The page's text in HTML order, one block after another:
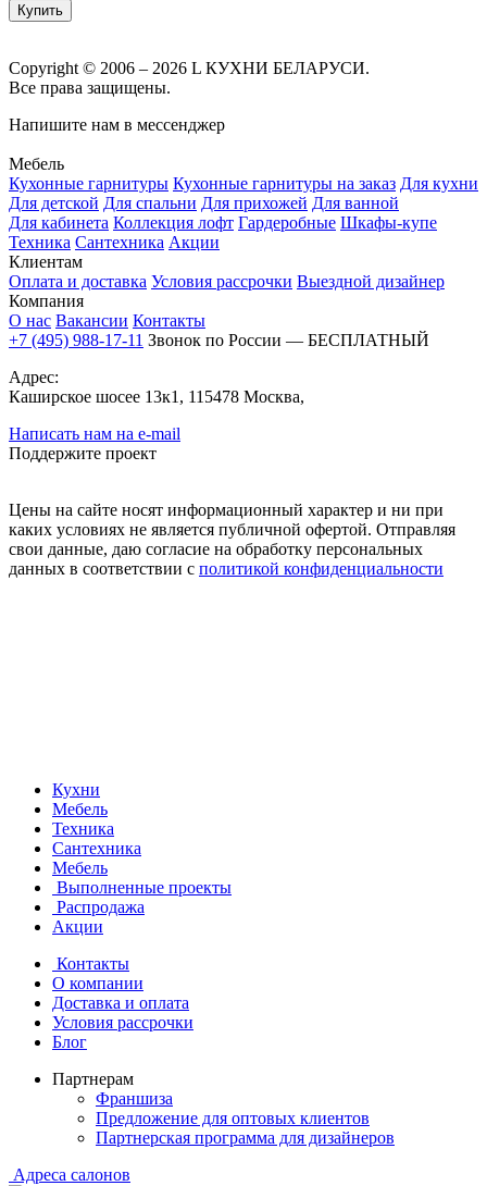
Купить
Copyright © 2006 – 2026 L КУХНИ БЕЛАРУСИ.
Все права защищены.
Напишите нам в мессенджер
Мебель
Кухонные гарнитуры Кухонные гарнитуры на заказ Для кухни
Для детской Для спальни Для прихожей Для ванной
Для кабинета Коллекция лофт Гардеробные Шкафы-купе
Техника Сантехника Акции
Клиентам
Оплата и доставка Условия рассрочки Выездной дизайнер
Компания
О нас Вакансии Контакты
+7 (495) 988-17-11 Звонок по России — БЕСПЛАТНЫЙ
Адрес:
Каширское шосее 13к1, 115478 Москва,
Написать нам на e-mail
Поддержите проект
Цены на сайте носят информационный характер и ни при
каких условиях не является публичной офертой. Отправляя
свои данные, даю согласие на обработку персональных
данных в соответствии с политикой конфиденциальности
Кухни
Мебель
Техника
Сантехника
Мебель
Выполненные проекты
Распродажа
Акции
Контакты
О компании
Доставка и оплата
Условия рассрочки
Блог
Партнерам
Франшиза
Предложение для оптовых клиентов
Партнерская программа для дизайнеров
Адреса салонов